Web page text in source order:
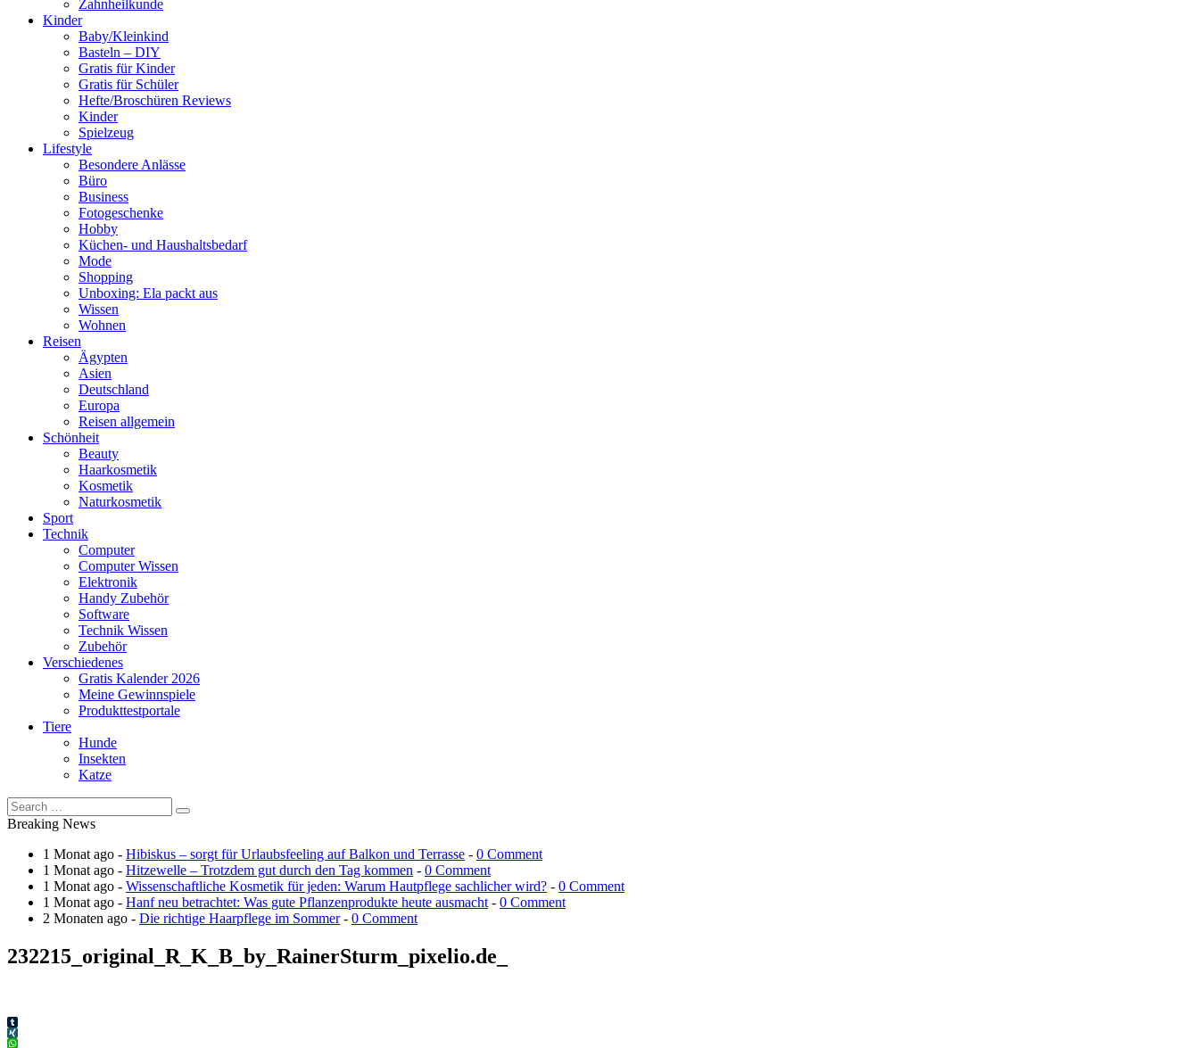
Zahnheilkunde
Kinder
Baby/Kleinkind
Basteln – DIY
Gratis für Kinder
Gratis für Schüler
Hefte/Broschüren Reviews
Kinder
Spielzeug
Lifestyle
Besondere Anlässe
Büro
Business
Fotogeschenke
Hobby
Küchen- und Haushaltsbedarf
Mode
Shopping
Unboxing: Ela packt aus
Wissen
Wohnen
Reisen
Ägypten
Asien
Deutschland
Europa
Reisen allgemein
Schönheit
Beauty
Haarkosmetik
Kosmetik
Naturkosmetik
Sport
Technik
Computer
Computer Wissen
Elektronik
Handy Zubehör
Software
Technik Wissen
Zubehör
Verschiedenes
Gratis Kalender 2026
Meine Gewinnspiele
Produkttestportale
Tiere
Hunde
Insekten
Katze
Breaking News
1 Monat ago - Hibiskus – sorgt für Urlaubsfeeling auf Balkon und Terrasse - 0 Comment
1 Monat ago - Hitzewelle – Trotzdem gut durch den Tag kommen - 0 Comment
1 Monat ago - Wissenschaftliche Kosmetik für jeden: Warum Hautpflege sachlicher wird? - 0 Comment
1 Monat ago - Hanf neu betrachtet: Was gute Pflanzenprodukte heute ausmacht - 0 Comment
2 Monaten ago - Die richtige Haarpflege im Sommer- 0 Comment
232215_original_R_K_B_by_RainerSturm_pixelio.de_
Tumblr
XING